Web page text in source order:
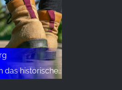
Krodotal"